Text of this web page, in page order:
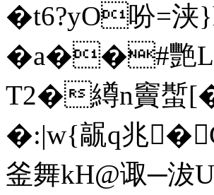
�t6?yO吩=浃
�a��#艷
T2�繜n竇蟴
�:|w{髛q兆
釜舞kН@诹─